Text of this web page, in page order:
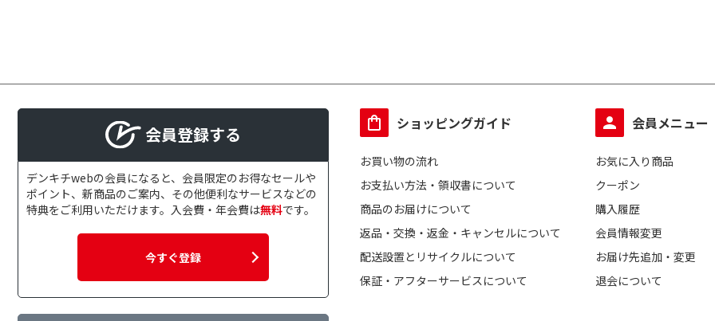
会員登録する
デンキチwebの会員になると、会員限定のお得なセールや
ポイント、新商品のご案内、その他便利なサービスなどの
特典をご利用いただけます。入会費・年会費は無料です。
今すぐ登録
ショッピングガイド
お買い物の流れ
お支払い方法・領収書について
商品のお届けについて
返品・交換・返金・キャンセルについて
配送設置とリサイクルについて
保証・アフターサービスについて
会員メニュー
お気に入り商品
クーポン
購入履歴
会員情報変更
お届け先追加・変更
退会について